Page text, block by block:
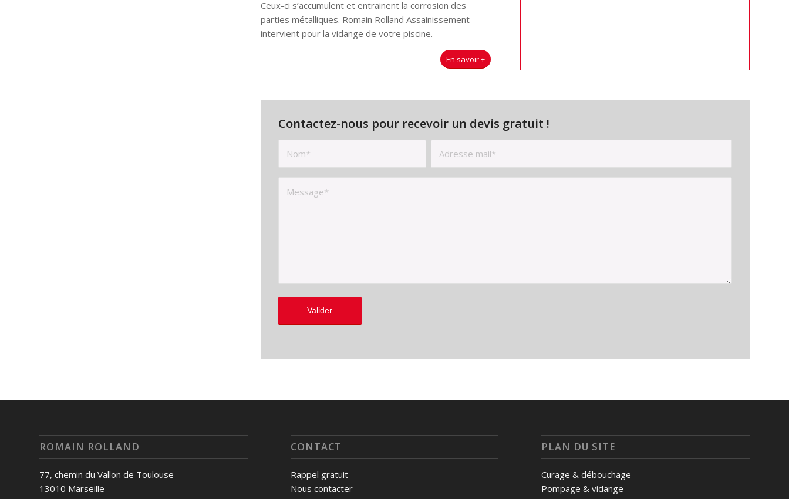
Ceux-ci s’accumulent et entrainent la corrosion des
parties métalliques. Romain Rolland Assainissement
intervient pour la vidange de votre piscine.
En savoir +
Contactez-nous pour recevoir un devis gratuit !
ROMAIN ROLLAND
77, chemin du Vallon de Toulouse
13010 Marseille
CONTACT
Rappel gratuit
Nous contacter
PLAN DU SITE
Curage & débouchage
Pompage & vidange